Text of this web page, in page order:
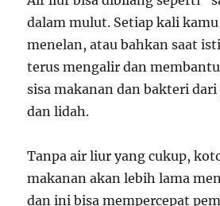
dalam mulut. Setiap kali
menelan, atau bahkan saat
terus mengalir dan
sisa makanan dan bakteri
dan lidah.
Tanpa air liur yang cukup,
makanan akan lebih lama
dan ini bisa mempercepat